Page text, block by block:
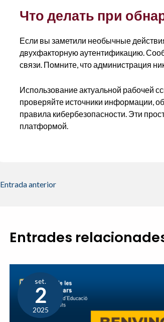
Что делать при
Если вы заметили необычные
двухфакторную аутентификацию.
связи. Помните, что администрация
Использование актуальной рабочей
проверяйте источники информации,
правила кибербезопасности. Эти
платформой.
Entrada anterior
Entrades
set.
2
2025